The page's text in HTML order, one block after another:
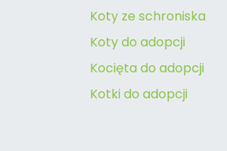
Koty ze schroniska
Koty do adopcji
Kocięta do adopcji
Kotki do adopcji